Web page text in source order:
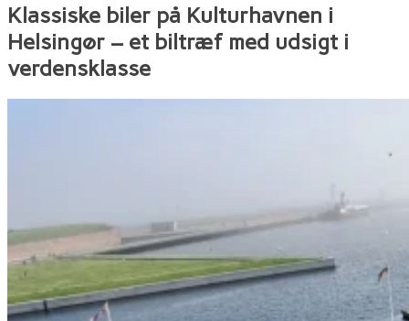
Klassiske biler på Kulturhavnen i
Helsingør – et biltræf med udsigt i
verdensklasse